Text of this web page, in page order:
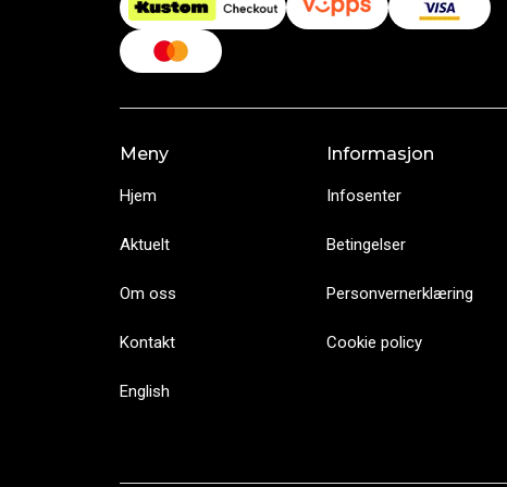
Meny
Hjem
Aktuelt
Om oss
Kontakt
English
Informasjon
Infosenter
Betingelser
Personvernerklæring
Cookie policy